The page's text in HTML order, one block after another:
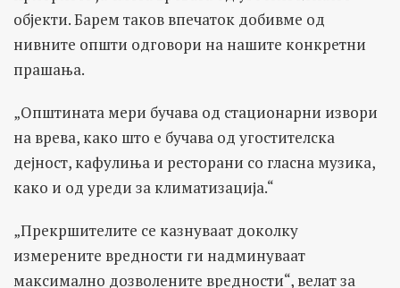
објекти. Барем таков впечаток добивме од
нивните општи одговори на нашите конкретни
прашања.
„Општината мери бучава од стационарни извори
на врева, како што е бучава од угостителска
дејност, кафулиња и ресторани со гласна музика,
како и од уреди за климатизација.“
„Прекршителите се казнуваат доколку
измерените вредности ги надминуваат
максимално дозволените вредности“, велат за